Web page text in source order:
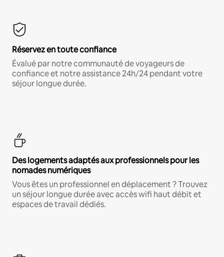
Réservez en toute confiance
Évalué par notre communauté de voyageurs de
confiance et notre assistance 24h/24 pendant votre
séjour longue durée.
Des logements adaptés aux professionnels pour les
nomades numériques
Vous êtes un professionnel en déplacement ? Trouvez
un séjour longue durée avec accès wifi haut débit et
espaces de travail dédiés.